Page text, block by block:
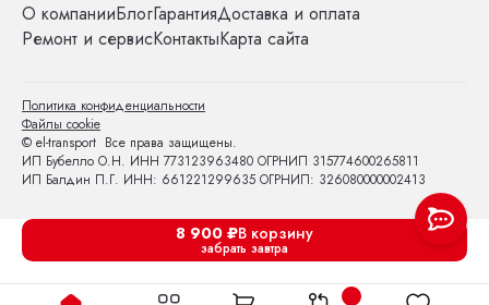
8 900 ₽В корзину
забрать завтра
О компанииБлогГарантияДоставка и оплата
Ремонт и сервисКонтактыКарта сайта
© el-transport Все права защищены.
ИП Бубелло О.Н. ИНН 773123963480 ОГРНИП 315774600265811
ИП Балдин П.Г. ИНН: 661221299635 ОГРНИП: 326080000002413
Политика конфиденциальности
Файлы cookie